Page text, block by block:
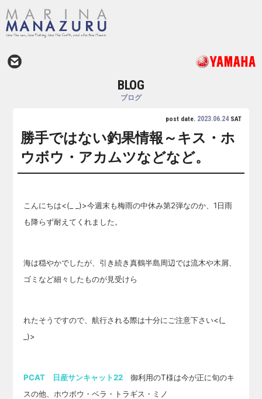
BLOG
ブログ
post date. 2023.06.24SAT
勝手ではない釣果情報～キス・ホ
ウボウ・アカムツなどなど。
こんにちは<(_ _)>今週末も梅雨の中休み第2弾なのか、1日雨
も降らず耐えてくれました。
海は穏やかでしたが、引き続き真鶴半島周辺では流木や木屑、
ゴミなど細々したものが見受けら
れたそうですので、航行される際は十分にご注意下さい<(_
_)>
PCAT 日産サンキャット22 御利用のT様は今が正に旬のキ
スの他、ホウボウ・ベラ・トラギス・ミノ